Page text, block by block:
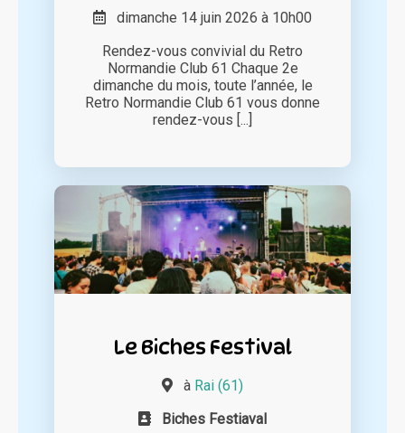
dimanche 14 juin 2026 à 10h00
Rendez-vous convivial du Retro
Normandie Club 61 Chaque 2e
dimanche du mois, toute l’année, le
Retro Normandie Club 61 vous donne
rendez-vous [...]
Le Biches Festival
à Rai (61)
Biches Festiaval